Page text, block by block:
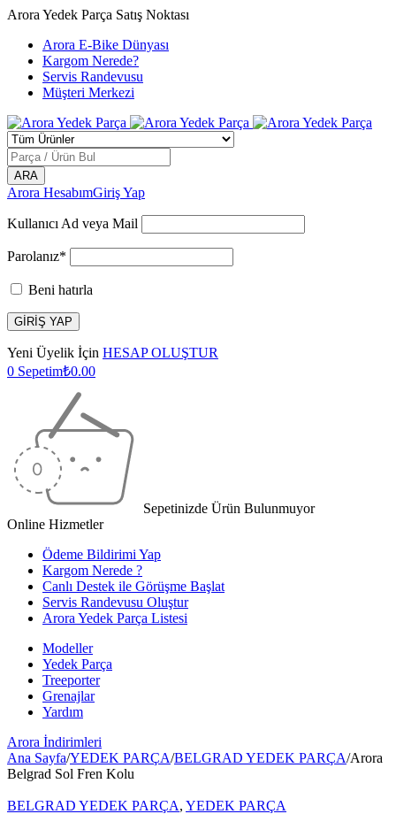
Arora Yedek Parça Satış Noktası
Arora E-Bike Dünyası
Kargom Nerede?
Servis Randevusu
Müşteri Merkezi
Arora HesabımGiriş Yap
Kullanıcı Ad veya Mail
Parolanız*
Beni hatırla
Yeni Üyelik İçin HESAP OLUŞTUR
0 Sepetim₺0.00
Sepetinizde Ürün Bulunmuyor
Online Hizmetler
Ödeme Bildirimi Yap
Kargom Nerede ?
Canlı Destek ile Görüşme Başlat
Servis Randevusu Oluştur
Arora Yedek Parça Listesi
Modeller
Yedek Parça
Treeporter
Grenajlar
Yardım
Arora İndirimleri
Ana Sayfa/YEDEK PARÇA/BELGRAD YEDEK PARÇA/Arora
Belgrad Sol Fren Kolu
BELGRAD YEDEK PARÇA, YEDEK PARÇA